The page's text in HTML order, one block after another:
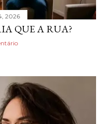
2026
QUE A RUA?